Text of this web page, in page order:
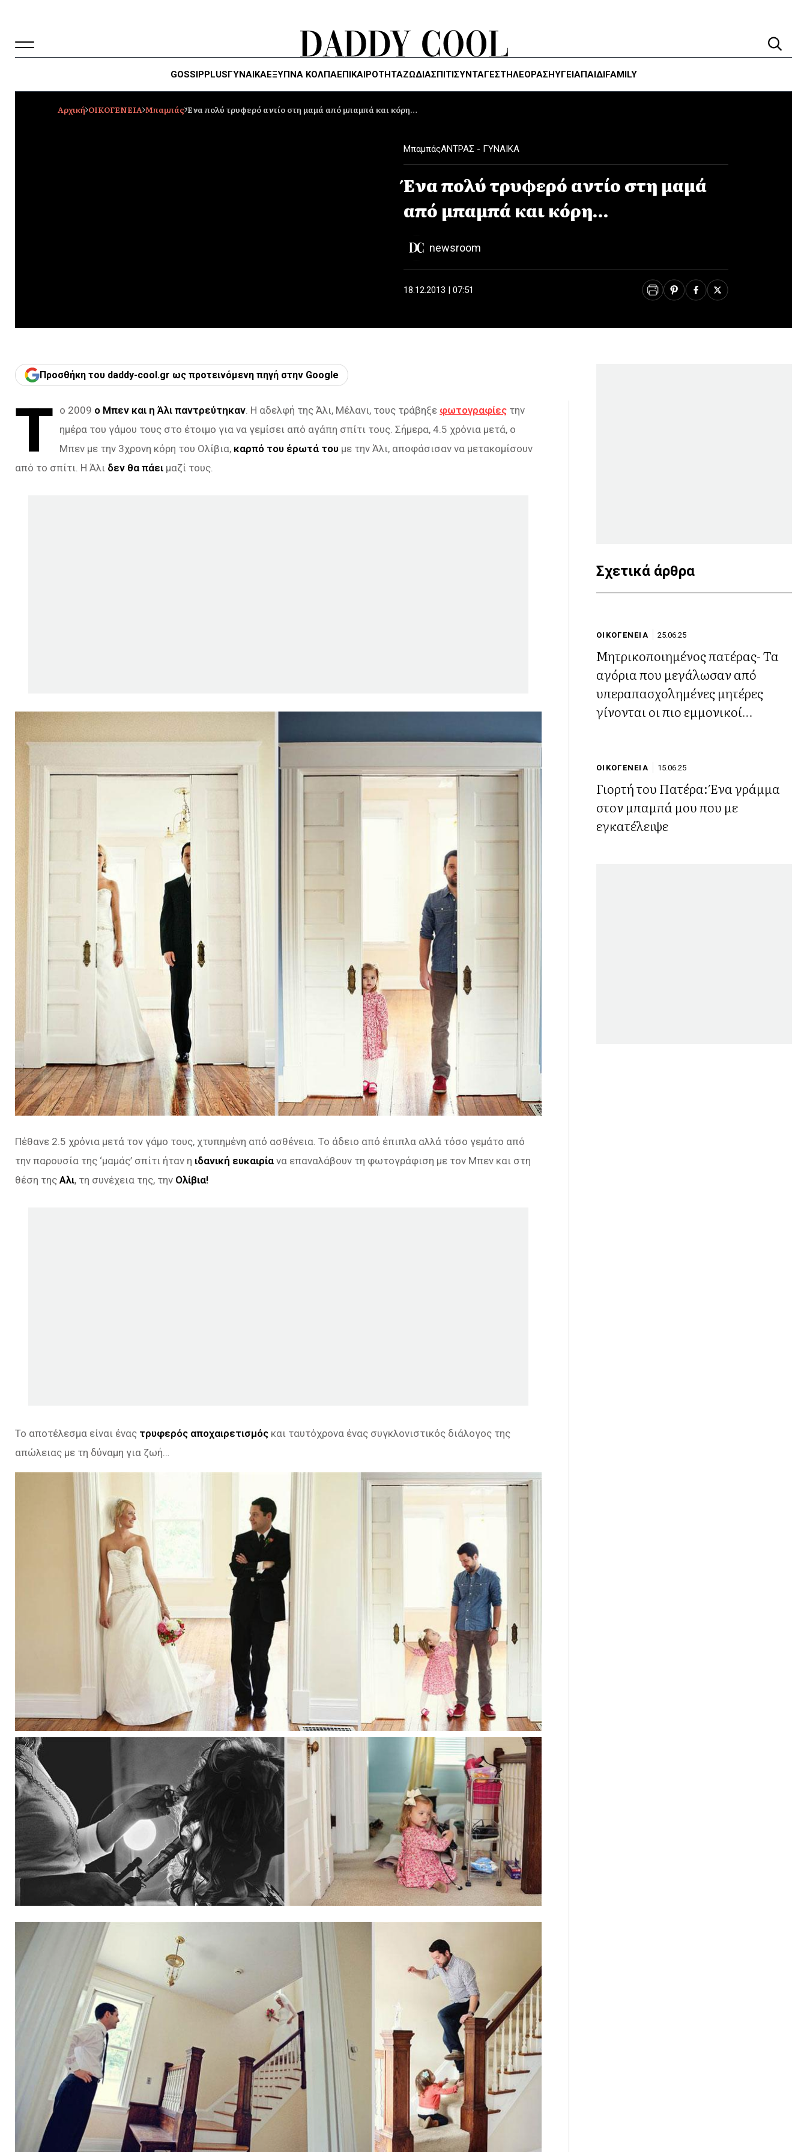
GOSSIPPLUSΓΥΝΑΙΚΑΈΞΥΠΝΑ ΚΌΛΠΑΕΠΙΚΑΙΡΟΤΗΤΑΖΏΔΙΑΣΠΙΤΙΣΥΝΤΑΓΕΣΤΗΛΕΌΡΑΣΗΥΓΕΊΑΠΑΙΔΙFAMILY
Αρχική ΟΙΚΟΓΕΝΕΙΑ Mπαμπάς Ένα πολύ τρυφερό αντίο στη μαμά από μπαμπά και κόρη…
MπαμπάςΑΝΤΡΑΣ - ΓΥΝΑΙΚΑ
Ένα πολύ τρυφερό αντίο στη μαμά
από μπαμπά και κόρη…
newsroom
18.12.2013 | 07:51
Προσθήκη του daddy-cool.gr ως προτεινόμενη πηγή στην Google
Τ ο 2009 ο Μπεν και η Άλι παντρεύτηκαν. Η αδελφή της Άλι, Μέλανι, τους τράβηξε φωτογραφίες την
ημέρα του γάμου τους στο έτοιμο για να γεμίσει από αγάπη σπίτι τους. Σήμερα, 4.5 χρόνια μετά, ο
Μπεν με την 3χρονη κόρη του Ολίβια, καρπό του έρωτά του με την Άλι, αποφάσισαν να μετακομίσουν
από το σπίτι. Η Άλι δεν θα πάει μαζί τους.
Πέθανε 2.5 χρόνια μετά τον γάμο τους, χτυπημένη από ασθένεια. Το άδειο από έπιπλα αλλά τόσο γεμάτο από
την παρουσία της ‘μαμάς’ σπίτι ήταν η ιδανική ευκαιρία να επαναλάβουν τη φωτογράφιση με τον Μπεν και στη
θέση της Αλι, τη συνέχεια της, την Ολίβια!
Το αποτέλεσμα είναι ένας τρυφερός αποχαιρετισμός και ταυτόχρονα ένας συγκλονιστικός διάλογος της
απώλειας με τη δύναμη για ζωή…
Σχετικά άρθρα
ΟΙΚΟΓΕΝΕΙΑ 25.06.25
Μητρικοποιημένος πατέρας- Τα
αγόρια που μεγάλωσαν από
υπεραπασχολημένες μητέρες
γίνονται οι πιο εμμονικοί
ΟΙΚΟΓΕΝΕΙΑ 15.06.25
Γιορτή του Πατέρα: Ένα γράμμα
στον μπαμπά μου που με
εγκατέλειψε